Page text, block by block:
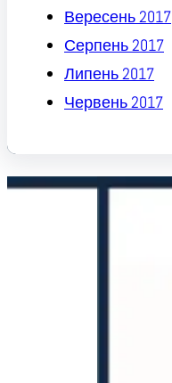
Вересень 2017
Серпень 2017
Липень 2017
Червень 2017